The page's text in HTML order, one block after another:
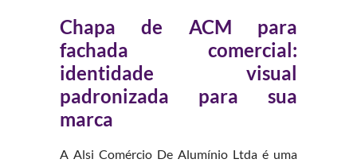
Chapa de ACM para
fachada comercial:
identidade visual
padronizada para sua
marca
A Alsi Comércio De Alumínio Ltda é uma